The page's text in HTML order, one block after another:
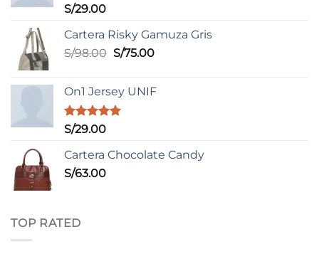
Valorado
3.50de
5
S/29.00
Cartera Risky Gamuza Gris
S/98.00 El
era:
S/98.00.
S/75.00El
es:
On1 Jersey UNIF
Valorado
de 5
S/29.00
Cartera Chocolate Candy
S/63.00
TOP RATED